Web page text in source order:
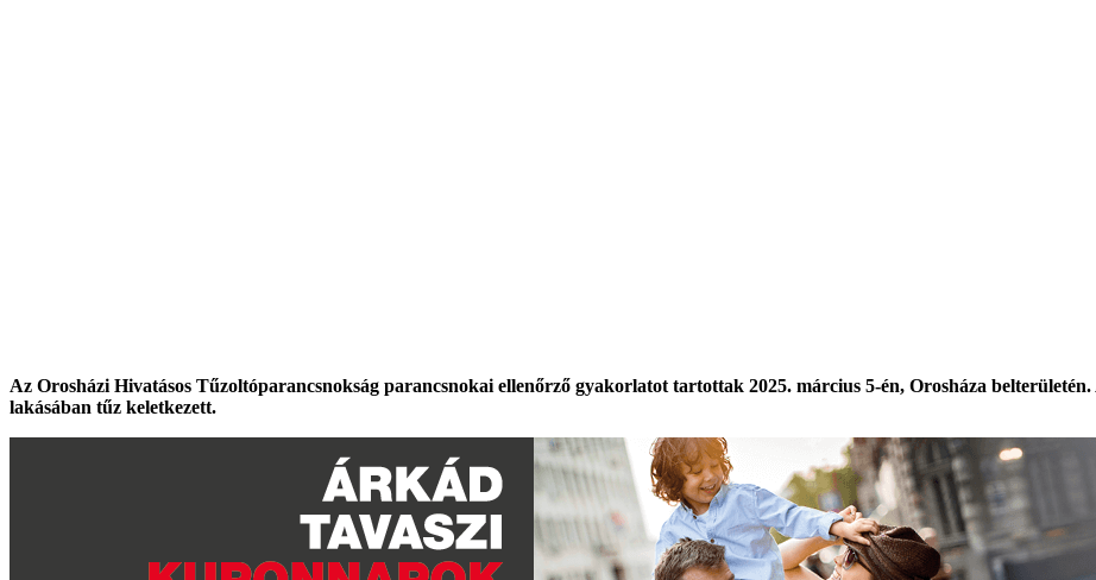
Az Orosházi Hivatásos Tűzoltóparancsnokság parancsnokai ellenőrző gyakorlatot tartottak 2025. március 5-én, Orosháza belterületén.
lakásában tűz keletkezett.